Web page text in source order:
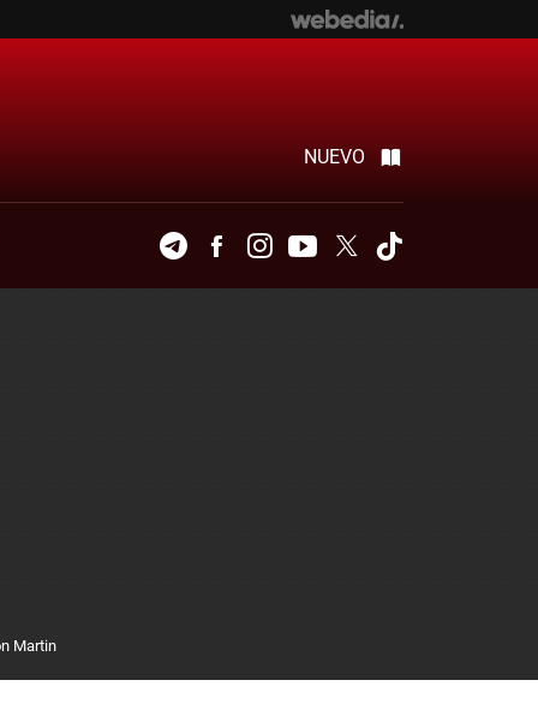
NUEVO
TelegramFacebookInstagramYoutubeTwitter
Martin